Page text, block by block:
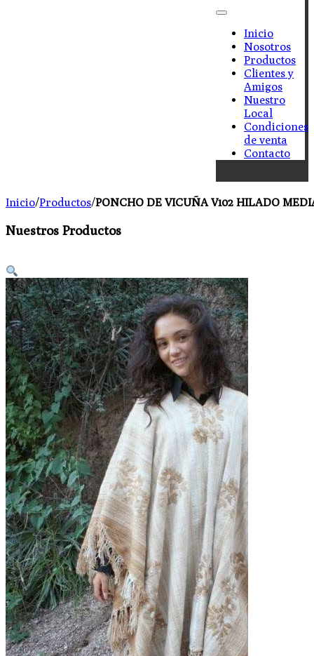
Inicio
Nosotros
Productos
Clientes y
Amigos
Nuestro
Local
Condiciones
de venta
Contacto
Inicio/Productos/PONCHO DE VICUÑA V102 HILADO
Nuestros Productos